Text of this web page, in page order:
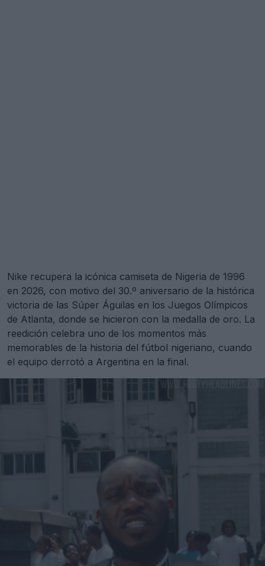
Nike recupera la icónica camiseta de Nigeria de 1996
en 2026, con motivo del 30.º aniversario de la histórica
victoria de las Súper Águilas en los Juegos Olímpicos
de Atlanta, donde se hicieron con la medalla de oro. La
reedición celebra uno de los momentos más
memorables de la historia del fútbol nigeriano, cuando
el equipo derrotó a Argentina en la final.